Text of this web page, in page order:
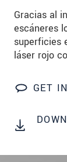
Gracias al
escáneres
superficies
láser rojo
GET